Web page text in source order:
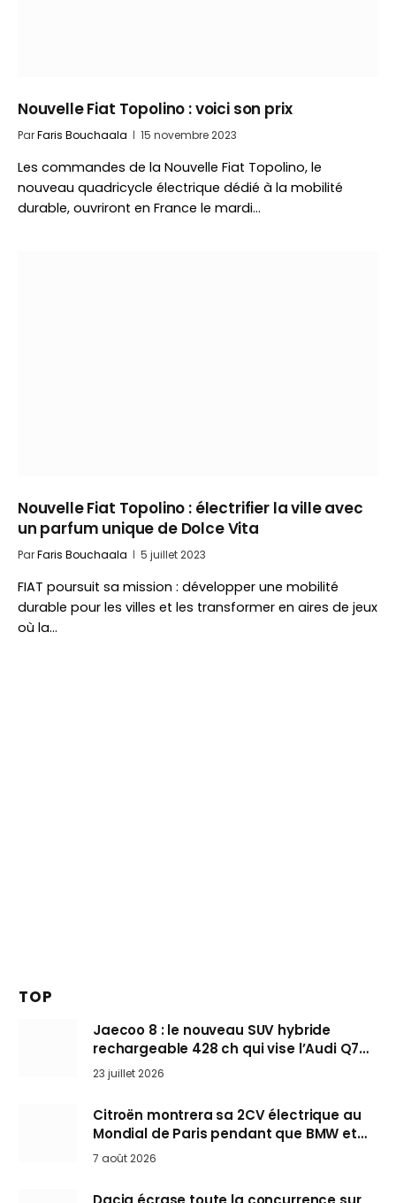
Nouvelle Fiat Topolino : voici son prix
ParFaris Bouchaala 15 novembre 2023
Les commandes de la Nouvelle Fiat Topolino, le
nouveau quadricycle électrique dédié à la mobilité
durable, ouvriront en France le mardi…
Nouvelle Fiat Topolino : électrifier la ville avec
un parfum unique de Dolce Vita
ParFaris Bouchaala 5 juillet 2023
FIAT poursuit sa mission : développer une mobilité
durable pour les villes et les transformer en aires de jeux
où la…
TOP
Jaecoo 8 : le nouveau SUV hybride
rechargeable 428 ch qui vise l’Audi Q7
arrive en Europe cet automne
23 juillet 2026
Citroën montrera sa 2CV électrique au
Mondial de Paris pendant que BMW et
Mini désertent le salon
7 août 2026